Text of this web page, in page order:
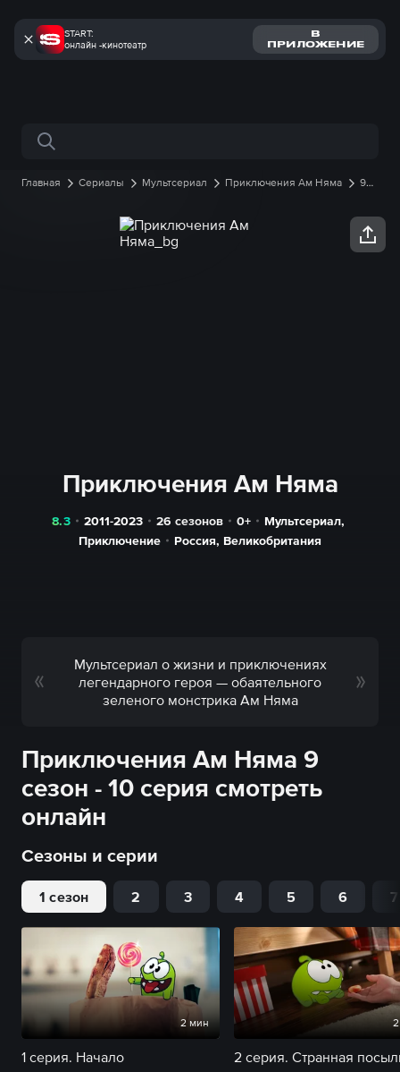
START:
онлайн -кинотеатр
В
ПРИЛОЖЕНИЕ
Поиск по сайту
Главная Сериалы Мультсериал Приключения Ам Няма
9
Приключения Ам Няма
8.3 2011-2023 26 сезонов 0+ Мультсериал,
Приключение
Россия, Великобритания
Мультсериал о жизни и приключениях
легендарного героя — обаятельного
зеленого монстрика Ам Няма
Приключения Ам Няма 9
сезон - 10 серия смотреть
онлайн
Сезоны и серии
1 сезон 2 3 4 5 6 7
2 мин
1 серия. Начало 2 серия. Странная